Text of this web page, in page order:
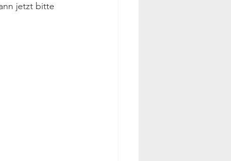
jetzt bitte